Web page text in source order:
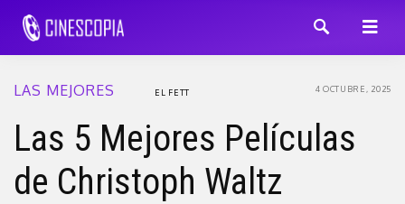
LAS MEJORES 4 OCTUBRE, 2025
EL FETT
Las 5 Mejores Películas
de Christoph Waltz